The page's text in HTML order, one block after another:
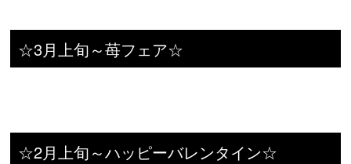
☆3月上旬～苺フェア☆
☆2月上旬～ハッピーバレンタイン☆